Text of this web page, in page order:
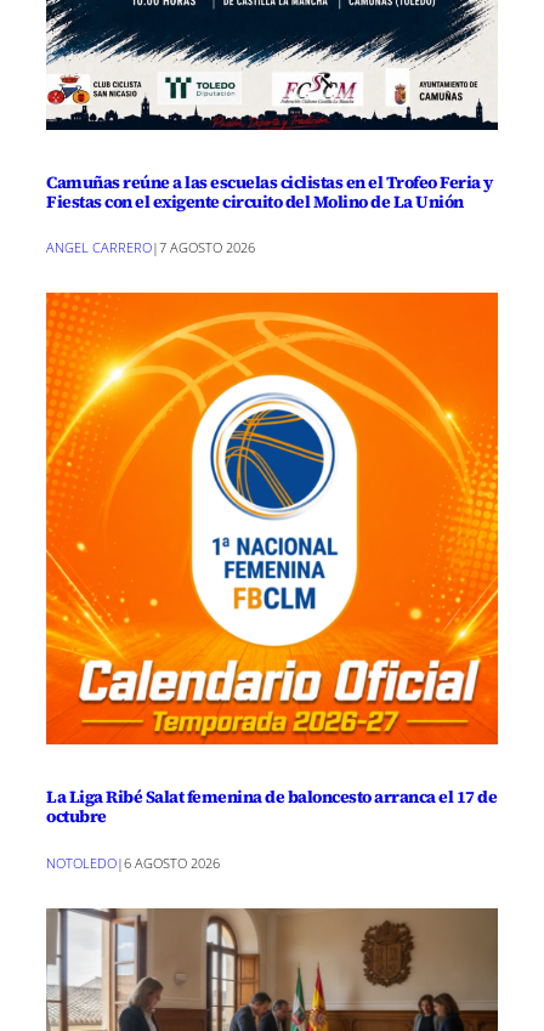
Camuñas reúne a las escuelas ciclistas en el Trofeo Feria y
Fiestas con el exigente circuito del Molino de La Unión
ANGEL CARRERO|7 AGOSTO 2026
La Liga Ribé Salat femenina de baloncesto arranca el 17 de
octubre
NOTOLEDO|6 AGOSTO 2026